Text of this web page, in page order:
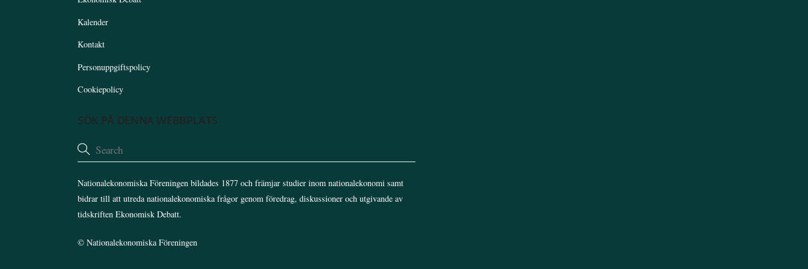
Kalender
Kontakt
Personuppgiftspolicy
Cookiepolicy
SÖK PÅ DENNA WEBBPLATS
Nationalekonomiska Föreningen bildades 1877 och främjar studier inom nationalekonomi samt
bidrar till att utreda nationalekonomiska frågor genom föredrag, diskussioner och utgivande av
tidskriften Ekonomisk Debatt.
©Nationalekonomiska Föreningen